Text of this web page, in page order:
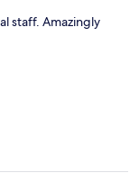
staff. Amazingly